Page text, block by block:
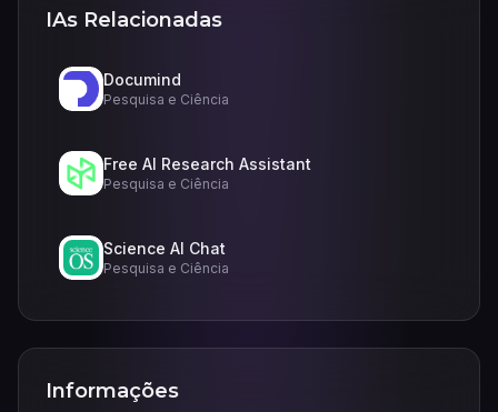
IAs Relacionadas
Documind
Pesquisa e Ciência
Free AI Research Assistant
Pesquisa e Ciência
Science AI Chat
Pesquisa e Ciência
Informações